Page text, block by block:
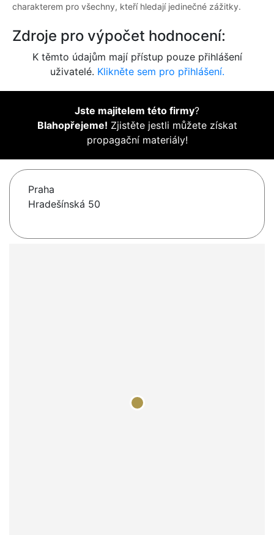
charakterem pro všechny, kteří hledají jedinečné zážitky.
Zdroje pro výpočet hodnocení:
K těmto údajům mají přístup pouze přihlášení
uživatelé. Klikněte sem pro přihlášení.
Jste majitelem této firmy?
Blahopřejeme! Zjistěte jestli můžete získat
propagační materiály!
Praha
Hradešínská 50